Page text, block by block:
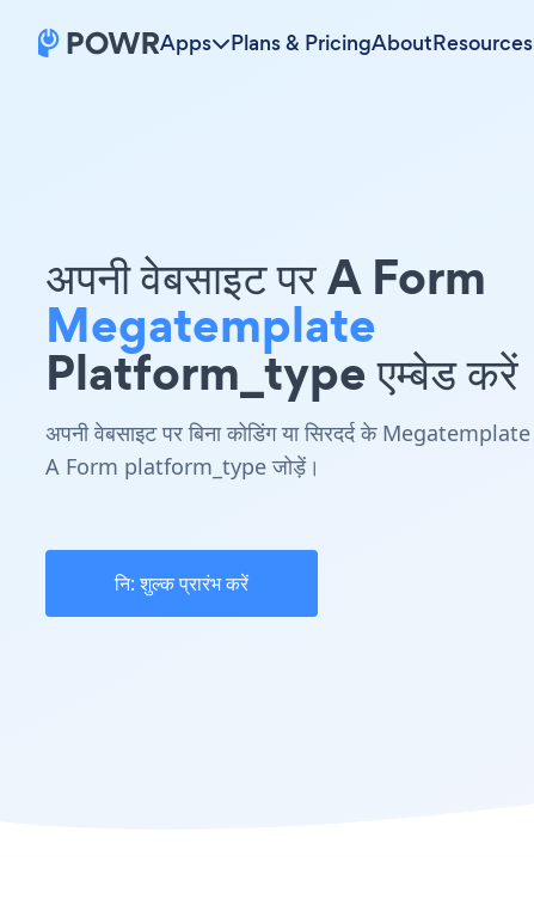
Apps Plans & PricingAboutResources
अपनी वेबसाइट पर A Form
Megatemplate
Platform_type एम्बेड करें
अपनी वेबसाइट पर बिना कोडिंग या सिरदर्द के Megatemplate
A Form platform_type जोड़ें।
नि: शुल्क प्रारंभ करें